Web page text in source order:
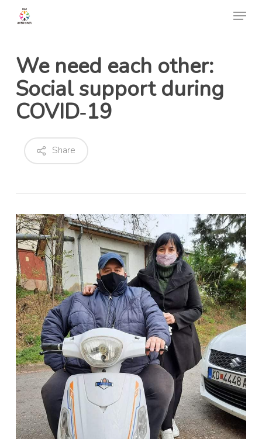
content
Menu
We need each other:
Social support during
COVID‐19
Share